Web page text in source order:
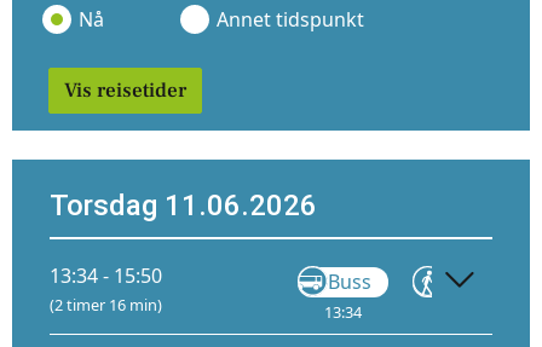
Nå Annet tidspunkt
Vis reisetider
Torsdag 11.06.2026
13:34 - 15:50
(2 timer 16 min)
Buss
13:34
Gå